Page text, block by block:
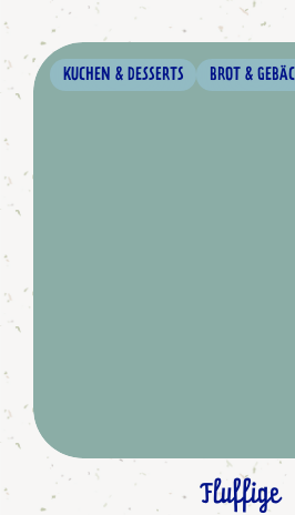
KUCHEN & DESSERTS BROT &
Fluffige